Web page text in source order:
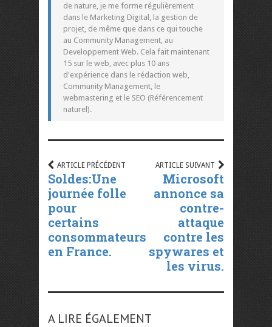
de nature, je me forme régulièrement
dans le Marketing Digital, la gestion de
projet, de même que dans ce qui touche
au Community Management, au
Developpement Web. Cela fait maintenant
15 sur le web, avec plus 10 ans
d'expérience dans le rédaction web,
Community Management, le
webmastering et le SEO (Référencement
naturel).
ARTICLE PRÉCÉDENT
Soldes:Une
journée folle
pour
certains
consommateurs
en France.
ARTICLE SUIVANT
Microsoft
annonce sa
contre-
attaque
contre les
spywares et
les virus.
A LIRE ÉGALEMENT